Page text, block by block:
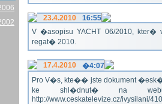
23.4.2010
16:55
V �asopisu YACHT 06/2010,
regat� 2010.
17.4.2010
�4:07
Pro V�s, kte�� jste dokument
ke shl�dnut� na
http://www.ceskatelevize.cz/ivysilani/